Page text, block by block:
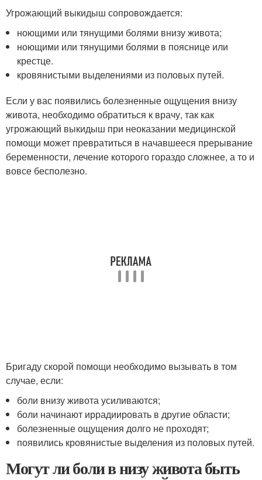
Угрожающий выкидыш сопровождается:
ноющими или тянущими болями внизу живота;
ноющими или тянущими болями в пояснице или
крестце.
кровянистыми выделениями из половых путей.
Если у вас появились болезненные ощущения внизу
живота, необходимо обратиться к врачу, так как
угрожающий выкидыш при неоказании медицинской
помощи может превратиться в начавшееся прерывание
беременности, лечение которого гораздо сложнее, а то и
вовсе бесполезно.
Бригаду скорой помощи необходимо вызывать в том
случае, если:
боли внизу живота усиливаются;
боли начинают иррадиировать в другие области;
болезненные ощущения долго не проходят;
появились кровянистые выделения из половых путей.
Могут ли боли в низу живота быть